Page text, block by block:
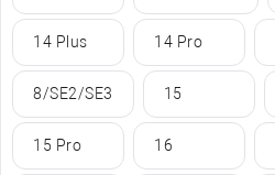
14 Plus 14 Pro
8/SE2/SE3 15
15 Pro 16